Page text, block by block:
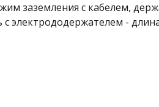
заземления с кабелем,
с электрододержателем -